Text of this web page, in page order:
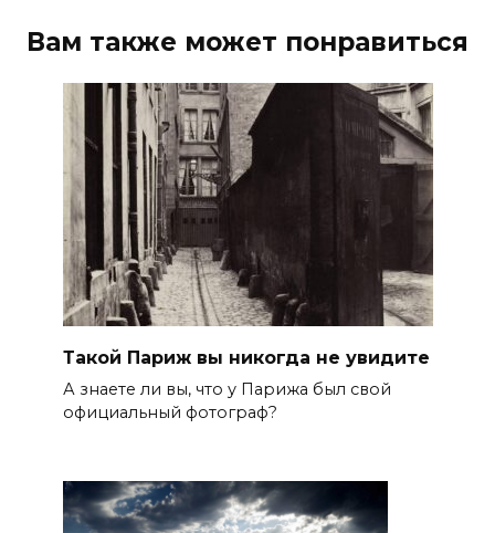
Вам также может понравиться
Такой Париж вы никогда не увидите
А знаете ли вы, что у Парижа был свой
официальный фотограф?